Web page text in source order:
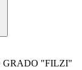
GRADO "FILZI"